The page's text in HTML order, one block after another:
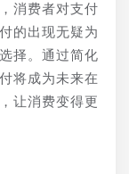
消费者对支付
的出现无疑为
择。通过简化
将成为未来在
让消费变得更